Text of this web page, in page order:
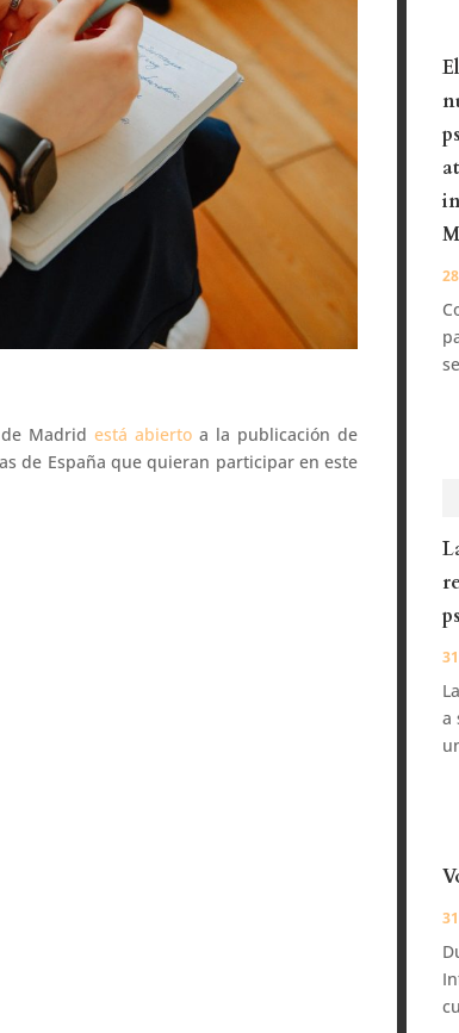
de Madridestá abierto a la publicación de
de España que quieran participar en este
a